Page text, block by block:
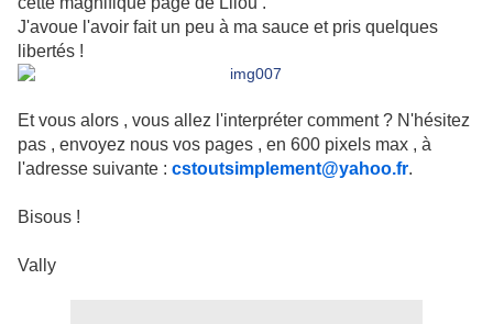
J'avoue l'avoir fait un peu à ma sauce et pris quelques
libertés !
Et vous alors , vous allez l'interpréter comment ? N'hésitez
pas , envoyez nous vos pages , en 600 pixels max , à
l'adresse suivante : cstoutsimplement@yahoo.fr.
Bisous !
Vally